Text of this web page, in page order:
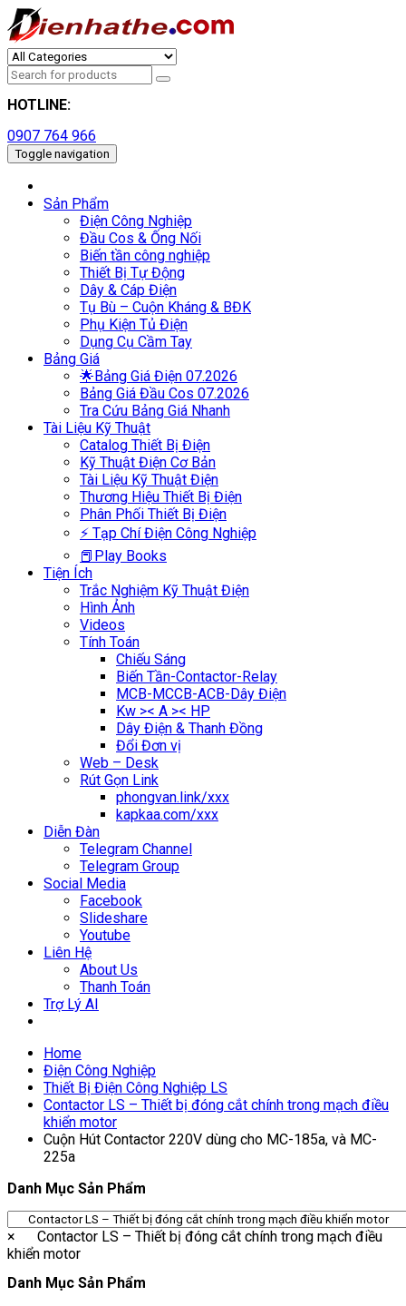
HOTLINE:
0907 764 966
Toggle navigation
Sản Phẩm
Điện Công Nghiệp
Đầu Cos & Ống Nối
Biến tần công nghiệp
Thiết Bị Tự Động
Dây & Cáp Điện
Tụ Bù – Cuộn Kháng & BĐK
Phụ Kiện Tủ Điện
Dụng Cụ Cầm Tay
Bảng Giá
🌟Bảng Giá Điện 07.2026
Bảng Giá Đầu Cos 07.2026
Tra Cứu Bảng Giá Nhanh
Tài Liệu Kỹ Thuật
Catalog Thiết Bị Điện
Kỹ Thuật Điện Cơ Bản
Tài Liệu Kỹ Thuật Điện
Thương Hiệu Thiết Bị Điện
Phân Phối Thiết Bị Điện
⚡ Tạp Chí Điện Công Nghiệp
📕Play Books
Tiện Ích
Trắc Nghiệm Kỹ Thuật Điện
Hình Ảnh
Videos
Tính Toán
Chiếu Sáng
Biến Tần-Contactor-Relay
MCB-MCCB-ACB-Dây Điện
Kw >< A >< HP
Dây Điện & Thanh Đồng
Đổi Đơn vị
Web – Desk
Rút Gọn Link
phongvan.link/xxx
kapkaa.com/xxx
Diễn Đàn
Telegram Channel
Telegram Group
Social Media
Facebook
Slideshare
Youtube
Liên Hệ
About Us
Thanh Toán
Trợ Lý AI
Home
Điện Công Nghiệp
Thiết Bị Điện Công Nghiệp LS
Contactor LS – Thiết bị đóng cắt chính trong mạch điều
khiển motor
Cuộn Hút Contactor 220V dùng cho MC-185a, và MC-
225a
Danh Mục Sản Phẩm
× Contactor LS – Thiết bị đóng cắt chính trong mạch điều
khiển motor
Danh Mục Sản Phẩm